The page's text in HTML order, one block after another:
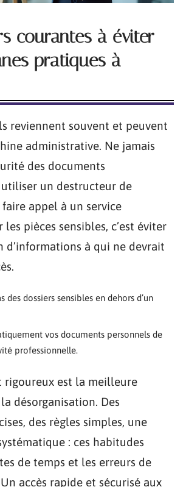
courantes à éviter
pratiques à
reviennent souvent et peuvent
administrative. Ne jamais
des documents
un destructeur de
appel à un service
pièces sensibles, c’est éviter
d’informations à qui ne devrait
des dossiers sensibles en dehors d’un
vos documents personnels de
professionnelle.
rigoureux est la meilleure
désorganisation. Des
des règles simples, une
: ces habitudes
de temps et les erreurs de
accès rapide et sécurisé aux